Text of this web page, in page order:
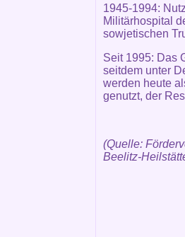
1945-1994:
Militärhospital
sowjetischen
Seit 1995: Das
seitdem unter
werden heute
genutzt, der
(Quelle:
Beelitz-